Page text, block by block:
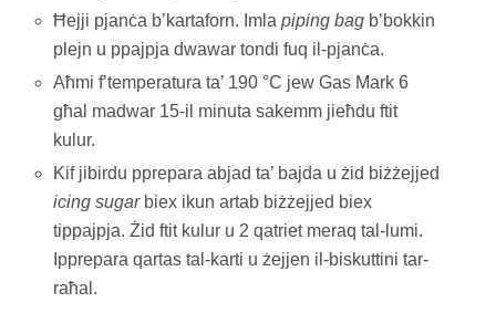
Ħejji pjanċa b’kartaforn. Imlapiping bag b’bokkin
plejn u ppajpja dwawar tondi fuq il-pjanċa.
Aħmi f’temperatura ta’ 190 °C jew Gas Mark 6
għal madwar 15-il minuta sakemm jieħdu ftit
kulur.
Kif jibirdu pprepara abjad ta’ bajda u żid biżżejjed
icing sugarbiex ikun artab biżżejjed biex
tippajpja. Żid ftit kulur u 2 qatriet meraq tal-lumi.
Ipprepara qartas tal-karti u żejjen il-biskuttini tar-
raħal.